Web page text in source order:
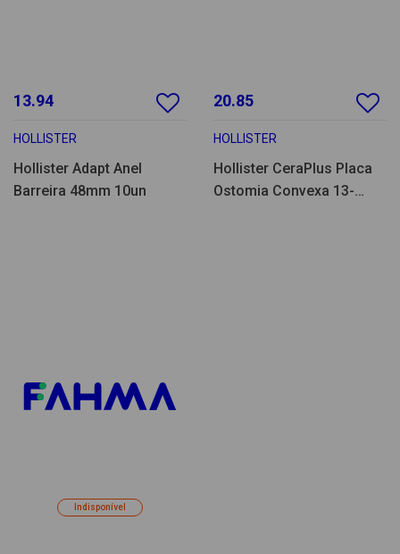
13.94
HOLLISTER
Hollister Adapt Anel
Barreira 48mm 10un
20.85
HOLLISTER
Hollister CeraPlus Placa
Ostomia Convexa 13-
Indisponível